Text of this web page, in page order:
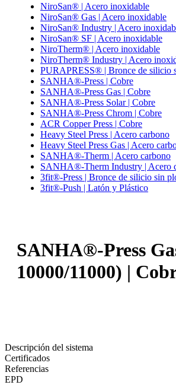
NiroSan® | Acero inoxidable
NiroSan® Gas | Acero inoxidable
NiroSan® Industry | Acero
NiroSan® SF | Acero inoxidable
NiroTherm® | Acero inoxidable
NiroTherm® Industry | Acero
PURAPRESS® | Bronce de silicio
SANHA®-Press | Cobre
SANHA®-Press Gas | Cobre
SANHA®-Press Solar | Cobre
SANHA®-Press Chrom | Cobre
ACR Copper Press | Cobre
Heavy Steel Press | Acero carbono
Heavy Steel Press Gas | Acero
SANHA®-Therm | Acero carbono
SANHA®-Therm Industry | Acero
3fit®-Press | Bronce de silicio sin
3fit®-Push | Latón y Plástico
SANHA®-Press
10000/11000) |
Descripción del sistema
Certificados
Referencias
EPD